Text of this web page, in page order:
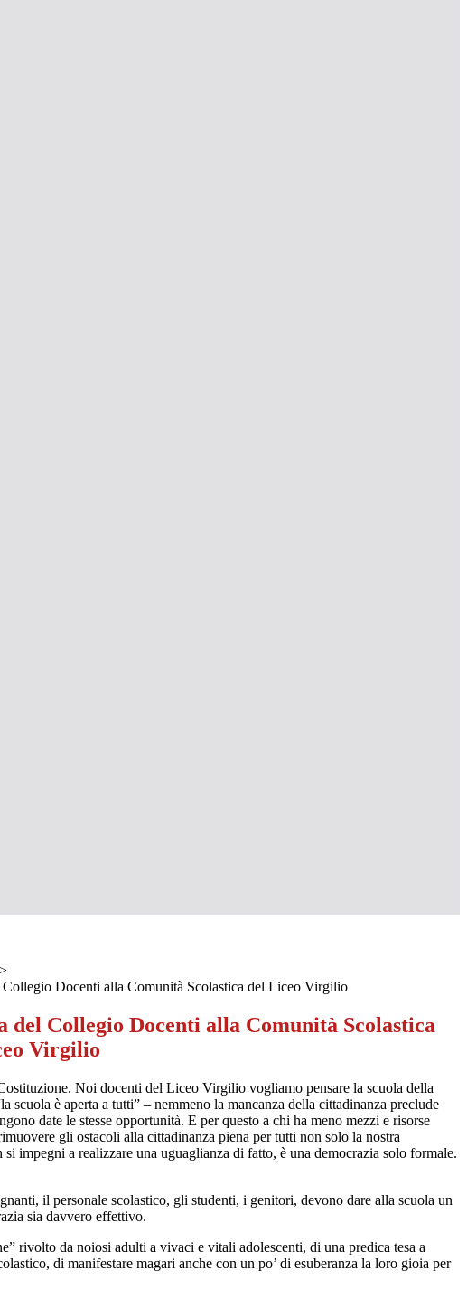
>
Collegio Docenti alla Comunità Scolastica del Liceo Virgilio
del Collegio Docenti alla Comunità Scolastica
Virgilio
Noi docenti del Liceo Virgilio vogliamo pensare la scuola della
è aperta a tutti” – nemmeno la mancanza della cittadinanza preclude
date le stesse opportunità. E per questo a chi ha meno mezzi e risorse
gli ostacoli alla cittadinanza piena per tutti non solo la nostra
impegni a realizzare una uguaglianza di fatto, è una democrazia solo formale.
il personale scolastico, gli studenti, i genitori, devono dare alla scuola un
sia davvero effettivo.
rivolto da noiosi adulti a vivaci e vitali adolescenti, di una predica tesa a
di manifestare magari anche con un po’ di esuberanza la loro gioia per